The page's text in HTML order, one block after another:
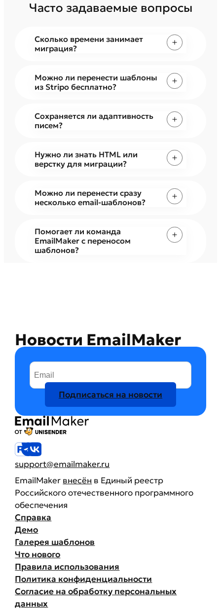
Часто задаваемые вопросы
Сколько времени занимает
миграция?
Можно ли перенести шаблоны
из Stripo бесплатно?
Сохраняется ли адаптивность
писем?
Нужно ли знать HTML или
верстку для миграции?
Можно ли перенести сразу
несколько email-шаблонов?
Помогает ли команда
EmailMaker с переносом
шаблонов?
Новости EmailMaker
Подписаться на новости
support@emailmaker.ru
EmailMaker внесён в Единый реестр
Российского отечественного программного
обеспечения
Справка
Демо
Галерея шаблонов
Что нового
Правила использования
Политика конфиденциальности
Согласие на обработку персональных
данных